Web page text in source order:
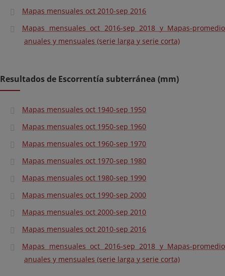
Mapas mensuales oct 2010-sep 2016
Mapas mensuales oct 2016-sep 2018 y Mapas-promedio
anuales y mensuales (serie larga y serie corta)
Resultados de Escorrentía subterránea (mm)
Mapas mensuales oct 1940-sep 1950
Mapas mensuales oct 1950-sep 1960
Mapas mensuales oct 1960-sep 1970
Mapas mensuales oct 1970-sep 1980
Mapas mensuales oct 1980-sep 1990
Mapas mensuales oct 1990-sep 2000
Mapas mensuales oct 2000-sep 2010
Mapas mensuales oct 2010-sep 2016
Mapas mensuales oct 2016-sep 2018 y Mapas-promedio
anuales y mensuales (serie larga y serie corta)